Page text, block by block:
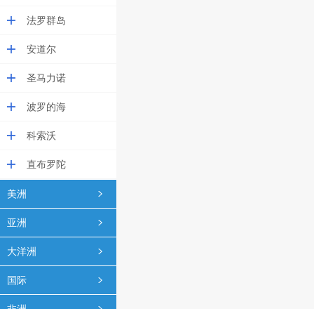
法罗群岛
安道尔
圣马力诺
波罗的海
科索沃
直布罗陀
美洲
亚洲
大洋洲
国际